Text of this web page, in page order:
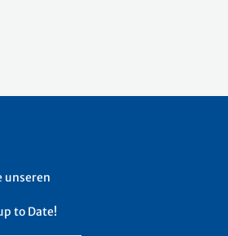
unseren
to Date!